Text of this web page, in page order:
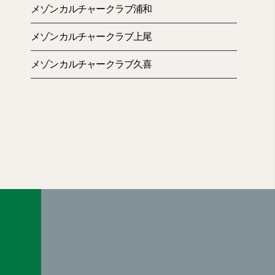
メゾンカルチャークラブ浦和
メゾンカルチャークラブ上尾
メゾンカルチャークラブ久喜